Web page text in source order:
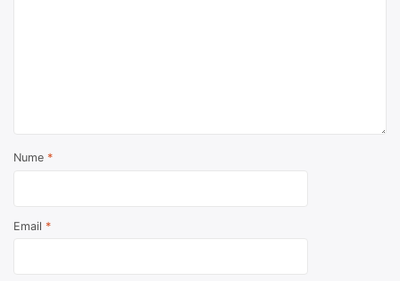
Nume *
Email *